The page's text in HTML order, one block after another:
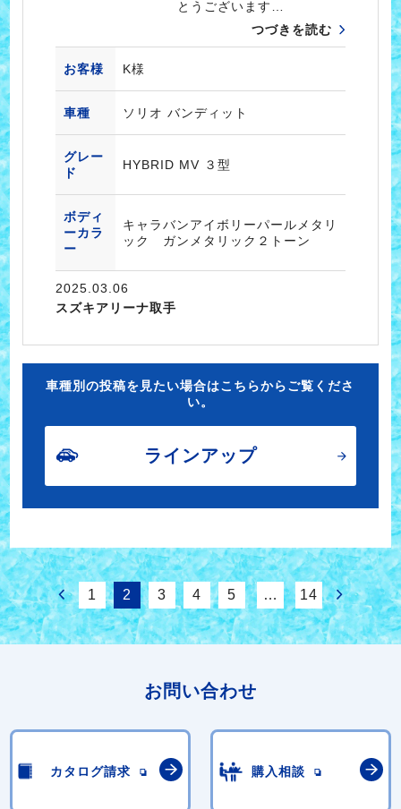
とうございます…
つづきを読む
お客様 K様
車種 ソリオ バンディット
グレー
ド
HYBRID MV ３型
ボディ
ーカラ
ー
キャラバンアイボリーパールメタリ
ック ガンメタリック２トーン
2025.03.06
スズキアリーナ取手
車種別の投稿を見たい場合はこちらからご覧くださ
い。
ラインアップ
1 2 3 4 5 … 14
お問い合わせ
カタログ請求 購入相談